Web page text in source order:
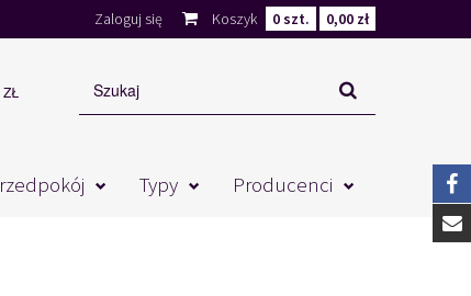
Koszyk 0szt. 0,00 zł
Zaloguj się
Typy Producenci